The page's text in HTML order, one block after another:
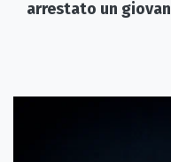
arrestato un